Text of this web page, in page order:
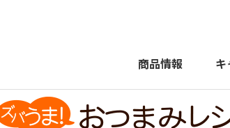
商品情報 キ